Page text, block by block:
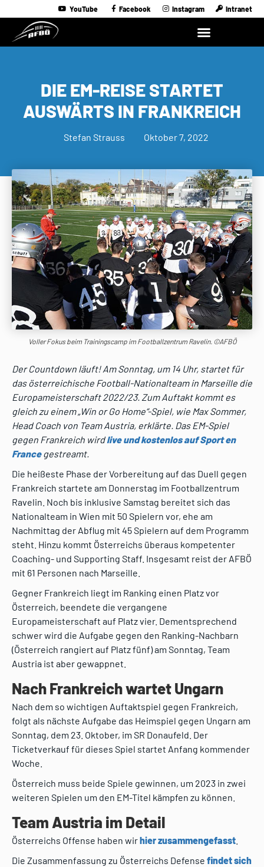
YouTube Facebook Instagram Intranet
DIE EM-REISE STARTET
AUSWÄRTS IN FRANKREICH
Stefan Strauss Oktober 7, 2022
Voller Fokus beim Trainingscamp im Footballzentrum Ravelin. ©AFBÖ
Der Countdown läuft! Am Sonntag, um 14 Uhr, startet für
das österreichische Football-Nationalteam in Marseille die
Europameisterschaft 2022/23. Zum Auftakt kommt es
gleich zu einem „Win or Go Home“-Spiel, wie Max Sommer,
Head Coach von Team Austria, erklärte. Das EM-Spiel
gegen Frankreich wirdlive und kostenlos auf Sport en
Francegestreamt.
Die heißeste Phase der Vorbereitung auf das Duell gegen
Frankreich startete am Donnerstag im Footballzentrum
Ravelin. Noch bis inklusive Samstag bereitet sich das
Nationalteam in Wien mit 50 Spielern vor, ehe am
Nachmittag der Abflug mit 45 Spielern auf dem Programm
steht. Hinzu kommt Österreichs überaus kompetenter
Coaching- und Supporting Staff. Insgesamt reist der AFBÖ
mit 61 Personen nach Marseille.
Gegner Frankreich liegt im Ranking einen Platz vor
Österreich, beendete die vergangene
Europameisterschaft auf Platz vier. Dementsprechend
schwer wird die Aufgabe gegen den Ranking-Nachbarn
(Österreich rangiert auf Platz fünf) am Sonntag, Team
Austria ist aber gewappnet.
Nach Frankreich wartet Ungarn
Nach dem so wichtigen Auftaktspiel gegen Frankreich,
folgt als nächste Aufgabe das Heimspiel gegen Ungarn am
Sonntag, dem 23. Oktober, im SR Donaufeld. Der
Ticketverkauf für dieses Spiel startet Anfang kommender
Woche.
Österreich muss beide Spiele gewinnen, um 2023 in zwei
weiteren Spielen um den EM-Titel kämpfen zu können.
Team Austria im Detail
Österreichs Offense haben wirhier zusammengefasst
Die Zusammenfassung zu Österreichs Defense findet sich